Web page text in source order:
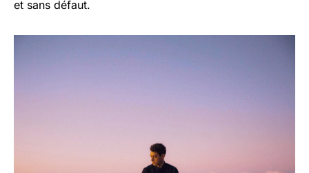
et sans défaut.